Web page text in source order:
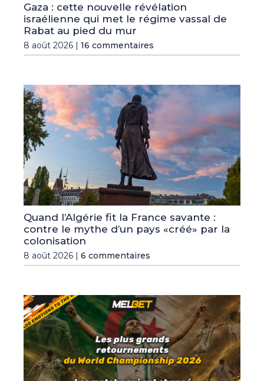
Gaza : cette nouvelle révélation
israélienne qui met le régime vassal de
Rabat au pied du mur
8 août 2026 | 16 commentaires
Quand l’Algérie fit la France savante :
contre le mythe d’un pays «créé» par la
colonisation
8 août 2026 | 6 commentaires